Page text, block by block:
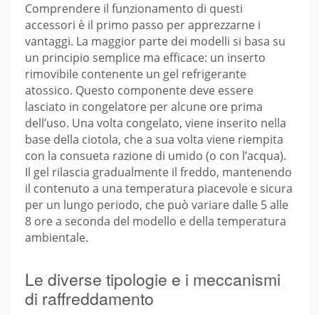
Comprendere il funzionamento di questi
accessori è il primo passo per apprezzarne i
vantaggi. La maggior parte dei modelli si basa su
un principio semplice ma efficace: un inserto
rimovibile contenente un gel refrigerante
atossico. Questo componente deve essere
lasciato in congelatore per alcune ore prima
dell’uso. Una volta congelato, viene inserito nella
base della ciotola, che a sua volta viene riempita
con la consueta razione di umido (o con l’acqua).
Il gel rilascia gradualmente il freddo, mantenendo
il contenuto a una temperatura piacevole e sicura
per un lungo periodo, che può variare dalle 5 alle
8 ore a seconda del modello e della temperatura
ambientale.
Le diverse tipologie e i meccanismi
di raffreddamento